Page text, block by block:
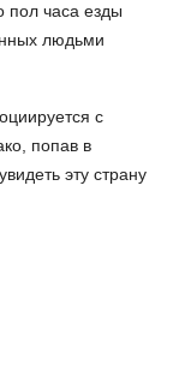
пол часа езды
людьми
с
попав в
эту страну